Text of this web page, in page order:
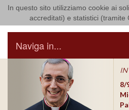
In questo sito utilizziamo cookie ai
accreditati) e statistici (tramite
Arcidiocesi di
Naviga in...
8/17/2026
Conversano
Conferenza Episcopale
Pugliese
8/